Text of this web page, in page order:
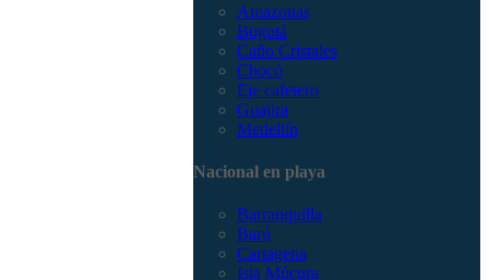
Amazonas
Bogotá
Caño Cristales
Chocó
Eje cafetero
Guajira
Medellín
Nacional en playa
Barranquilla
Barú
Cartagena
Isla Múcura